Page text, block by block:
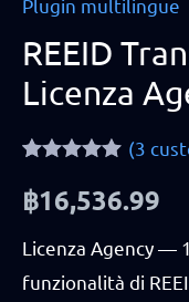
REEID
Licenza
out of 5
based on
ratings
(3
฿16,536.99
Licenza Agency —
funzionalità di